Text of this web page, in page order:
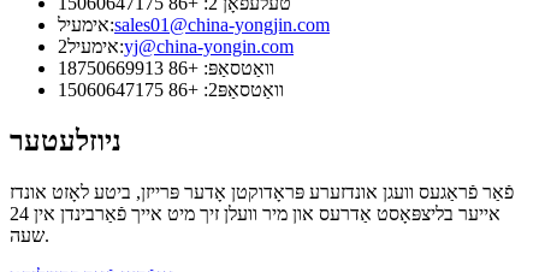
אימעיל:sales01@china-yongjin.com
אימעיל2:yj@china-yongin.com
וואַטסאַפּ: +86 18750669913
וואַטסאַפּ2: +86 15060647175
ניוזלעטער
פֿאַר פֿראַגעס וועגן אונדזערע פּראָדוקטן אָדער פּרייזן, ביטע לאָזט אונדז
אייער בליצפּאָסט אַדרעס און מיר וועלן זיך מיט אייך פֿאַרבינדן אין 24
שעה.